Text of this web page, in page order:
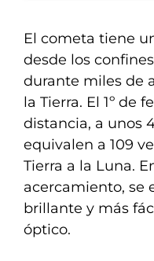
El cometa tiene
desde los
durante miles de
la Tierra. El 1º de
distancia, a unos
equivalen a 109
Tierra a la Luna.
acercamiento, se
brillante y más
óptico.